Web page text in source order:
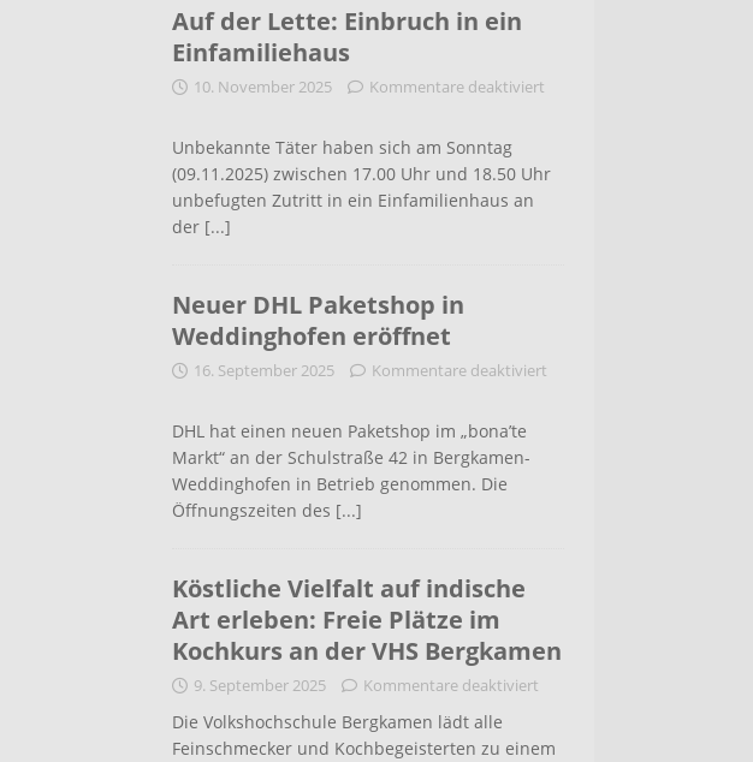
Auf der Lette: Einbruch in ein
Einfamiliehaus
10. November 2025 Kommentare deaktiviert
Unbekannte Täter haben sich am Sonntag
(09.11.2025) zwischen 17.00 Uhr und 18.50 Uhr
unbefugten Zutritt in ein Einfamilienhaus an
der [...]
Neuer DHL Paketshop in
Weddinghofen eröffnet
16. September 2025 Kommentare deaktiviert
DHL hat einen neuen Paketshop im „bona’te
Markt“ an der Schulstraße 42 in Bergkamen-
Weddinghofen in Betrieb genommen. Die
Öffnungszeiten des [...]
Köstliche Vielfalt auf indische
Art erleben: Freie Plätze im
Kochkurs an der VHS Bergkamen
9. September 2025 Kommentare deaktiviert
Die Volkshochschule Bergkamen lädt alle
Feinschmecker und Kochbegeisterten zu einem